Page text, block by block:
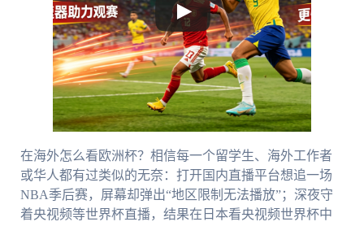
在海外怎么看欧洲杯？相信每一个留学生、海外工作者
或华人都有过类似的无奈：打开国内直播平台想追一场
NBA季后赛，屏幕却弹出“地区限制无法播放”；深夜守
着央视频等世界杯直播，结果在日本看央视频世界杯中